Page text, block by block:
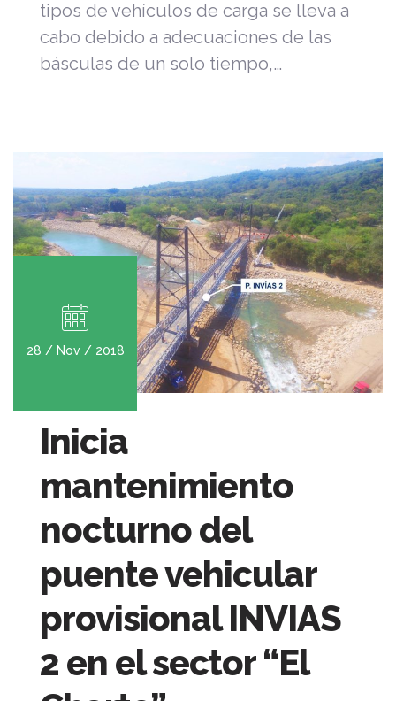
tipos de vehículos de carga se lleva a
cabo debido a adecuaciones de las
básculas de un solo tiempo,…
28 / Nov / 2018
Inicia
mantenimiento
nocturno del
puente vehicular
provisional INVIAS
2 en el sector “El